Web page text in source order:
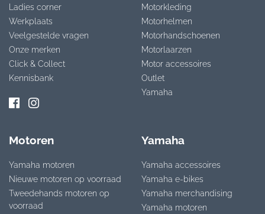
Ladies corner
Werkplaats
Veelgestelde vragen
Onze merken
Click & Collect
Kennisbank
Motorkleding
Motorhelmen
Motorhandschoenen
Motorlaarzen
Motor accessoires
Outlet
Yamaha
Motoren
Yamaha motoren
Nieuwe motoren op voorraad
Tweedehands motoren op
voorraad
Yamaha
Yamaha accessoires
Yamaha e-bikes
Yamaha merchandising
Yamaha motoren